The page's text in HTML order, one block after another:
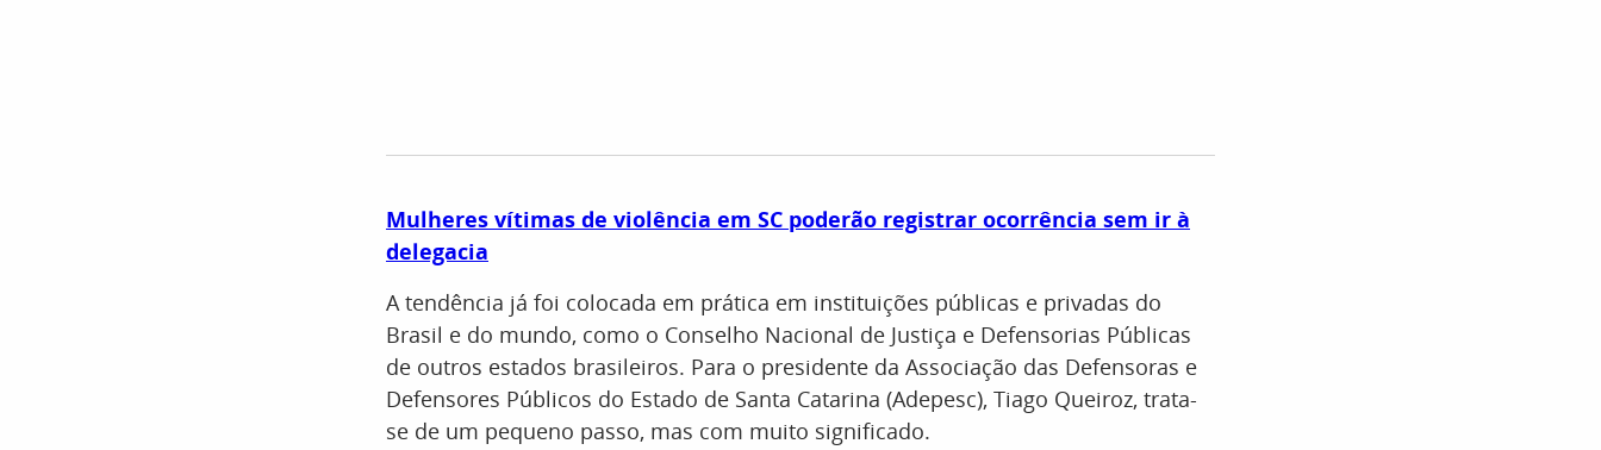
Mulheres vítimas de violência em SC poderão registrar ocorrência sem ir à
delegacia
A tendência já foi colocada em prática em instituições públicas e privadas do
Brasil e do mundo, como o Conselho Nacional de Justiça e Defensorias Públicas
de outros estados brasileiros. Para o presidente da Associação das Defensoras e
Defensores Públicos do Estado de Santa Catarina (Adepesc), Tiago Queiroz, trata-
se de um pequeno passo, mas com muito significado.